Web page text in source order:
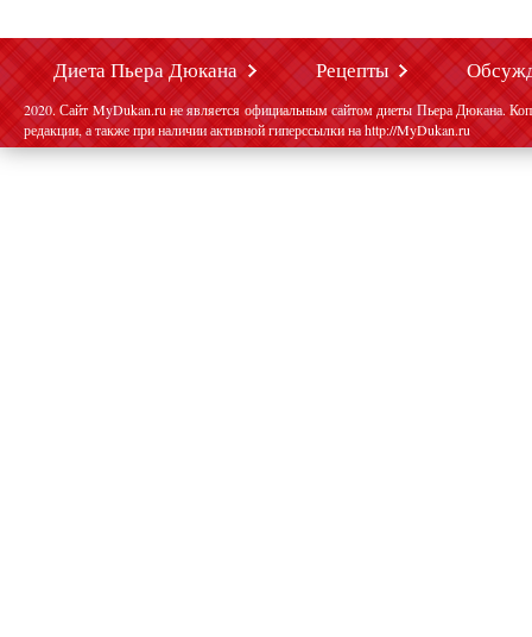
Диета Пьера Дюкана Рецепты
2020. Сайт MyDukan.ru не является официальным сайтом диеты Пьера Дюкана.
редакции, а также при наличии активной гиперссылки на http://MyDukan.ru